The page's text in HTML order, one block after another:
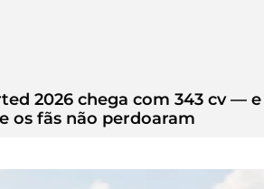
2026 chega com 343 cv — e
os fãs não perdoaram